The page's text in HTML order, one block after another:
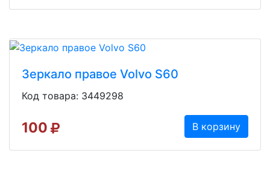
Зеркало правое Volvo S60
Код товара: 3449298
100 В корзину